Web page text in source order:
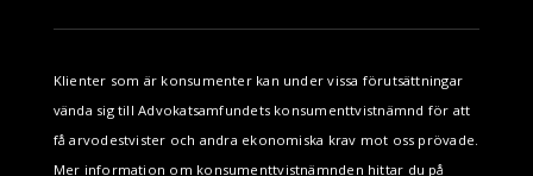
Klienter som är konsumenter kan under vissa förutsättningar
vända sig till Advokatsamfundets konsumenttvistnämnd för att
få arvodestvister och andra ekonomiska krav mot oss prövade.
Mer information om konsumenttvistnämnden hittar du på